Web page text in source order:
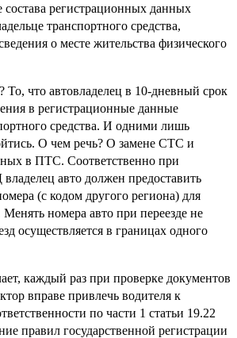
состава регистрационных данных
транспортного средства,
о месте жительства физического
То, что автовладелец в 10-дневный срок
в регистрационные данные
средства. И одними лишь
О чем речь? О замене СТС и
в ПТС. Соответственно при
авто должен предоставить
(с кодом другого региона) для
номера авто при переезде не
осуществляется в границах одного
каждый раз при проверке документов
вправе привлечь водителя к
по части 1 статьи 19.22
правил государственной регистрации